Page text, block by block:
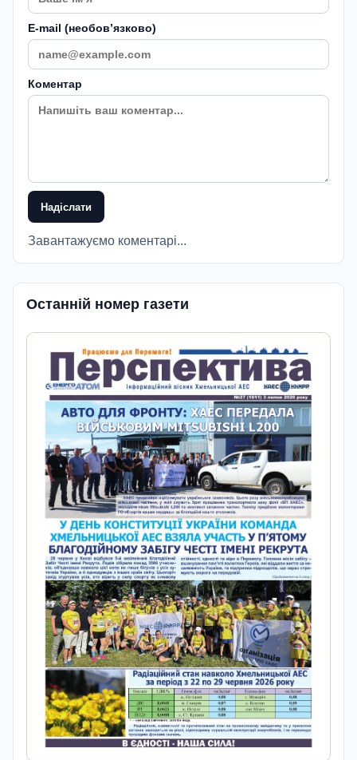
E-mail (необовʼязково)
Коментар
Надіслати
Завантажуємо коментарі...
Останній номер газети